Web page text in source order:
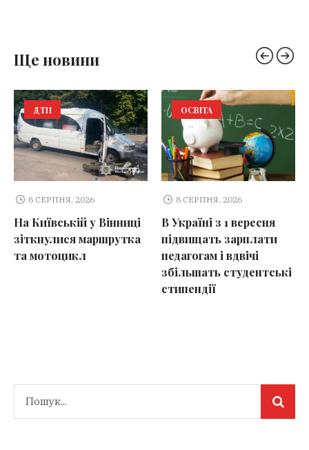
Ще новини
ДТП
8 СЕРПНЯ, 2026
На Київській у Вінниці
зіткнулися маршрутка
та мотоцикл
ОСВІТА
8 СЕРПНЯ, 2026
В Україні з 1 вересня
підвищать зарплати
педагогам і вдвічі
збільшать студентські
стипендії